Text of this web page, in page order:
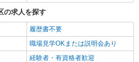
市東区◎西鉄香椎近く
詳細を見る
の求人を探す
履歴書不要
職場見学OKまたは説明会あり
経験者・有資格者歓迎